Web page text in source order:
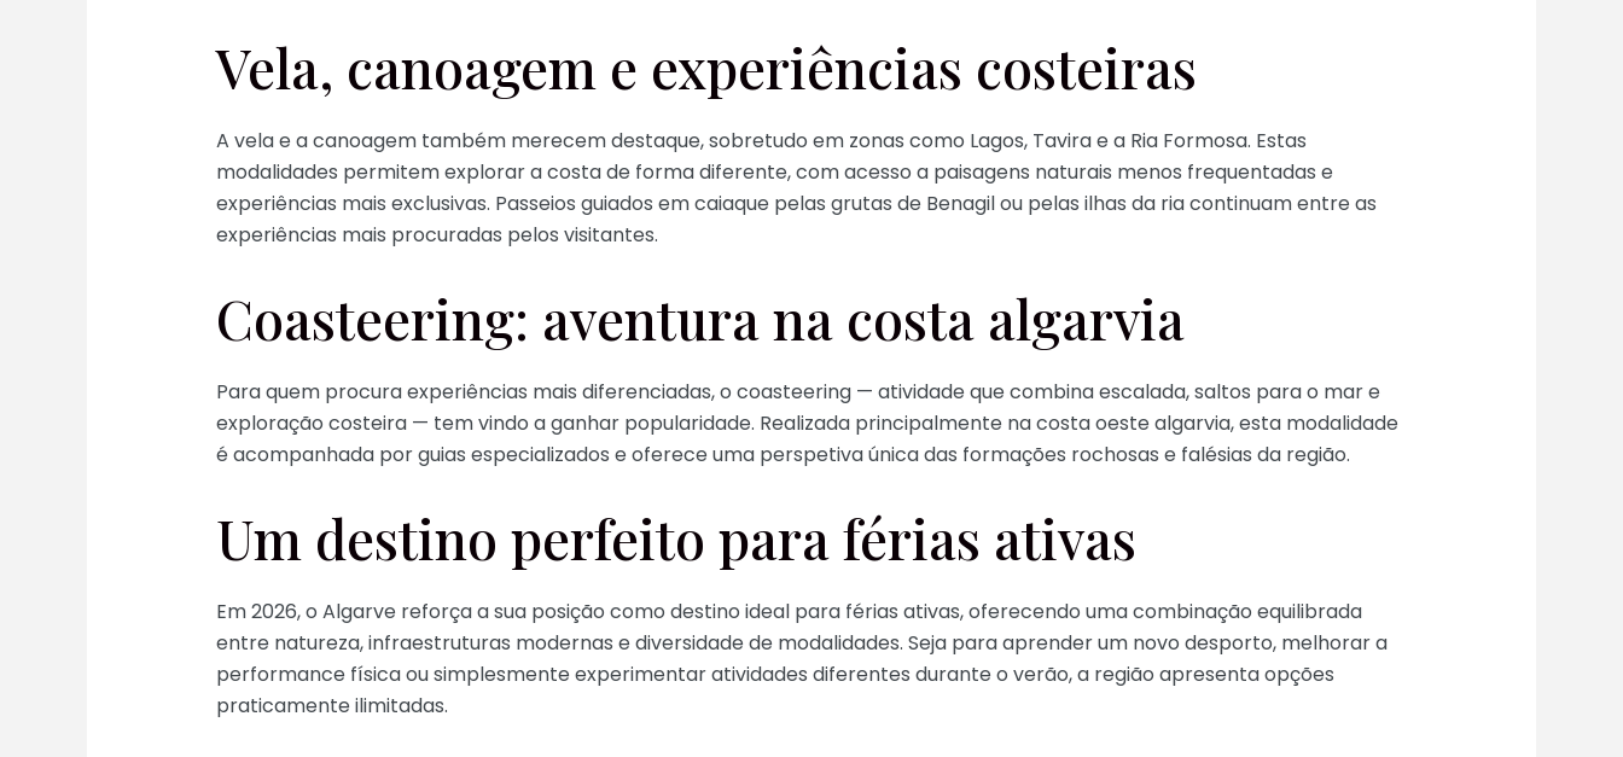
Vela, canoagem e experiências costeiras
A vela e a canoagem também merecem destaque, sobretudo em zonas como Lagos, Tavira e a Ria Formosa. Estas
modalidades permitem explorar a costa de forma diferente, com acesso a paisagens naturais menos frequentadas e
experiências mais exclusivas. Passeios guiados em caiaque pelas grutas de Benagil ou pelas ilhas da ria continuam entre as
experiências mais procuradas pelos visitantes.
Coasteering: aventura na costa algarvia
Para quem procura experiências mais diferenciadas, o coasteering — atividade que combina escalada, saltos para o mar e
exploração costeira — tem vindo a ganhar popularidade. Realizada principalmente na costa oeste algarvia, esta modalidade
é acompanhada por guias especializados e oferece uma perspetiva única das formações rochosas e falésias da região.
Um destino perfeito para férias ativas
Em 2026, o Algarve reforça a sua posição como destino ideal para férias ativas, oferecendo uma combinação equilibrada
entre natureza, infraestruturas modernas e diversidade de modalidades. Seja para aprender um novo desporto, melhorar a
performance física ou simplesmente experimentar atividades diferentes durante o verão, a região apresenta opções
praticamente ilimitadas.